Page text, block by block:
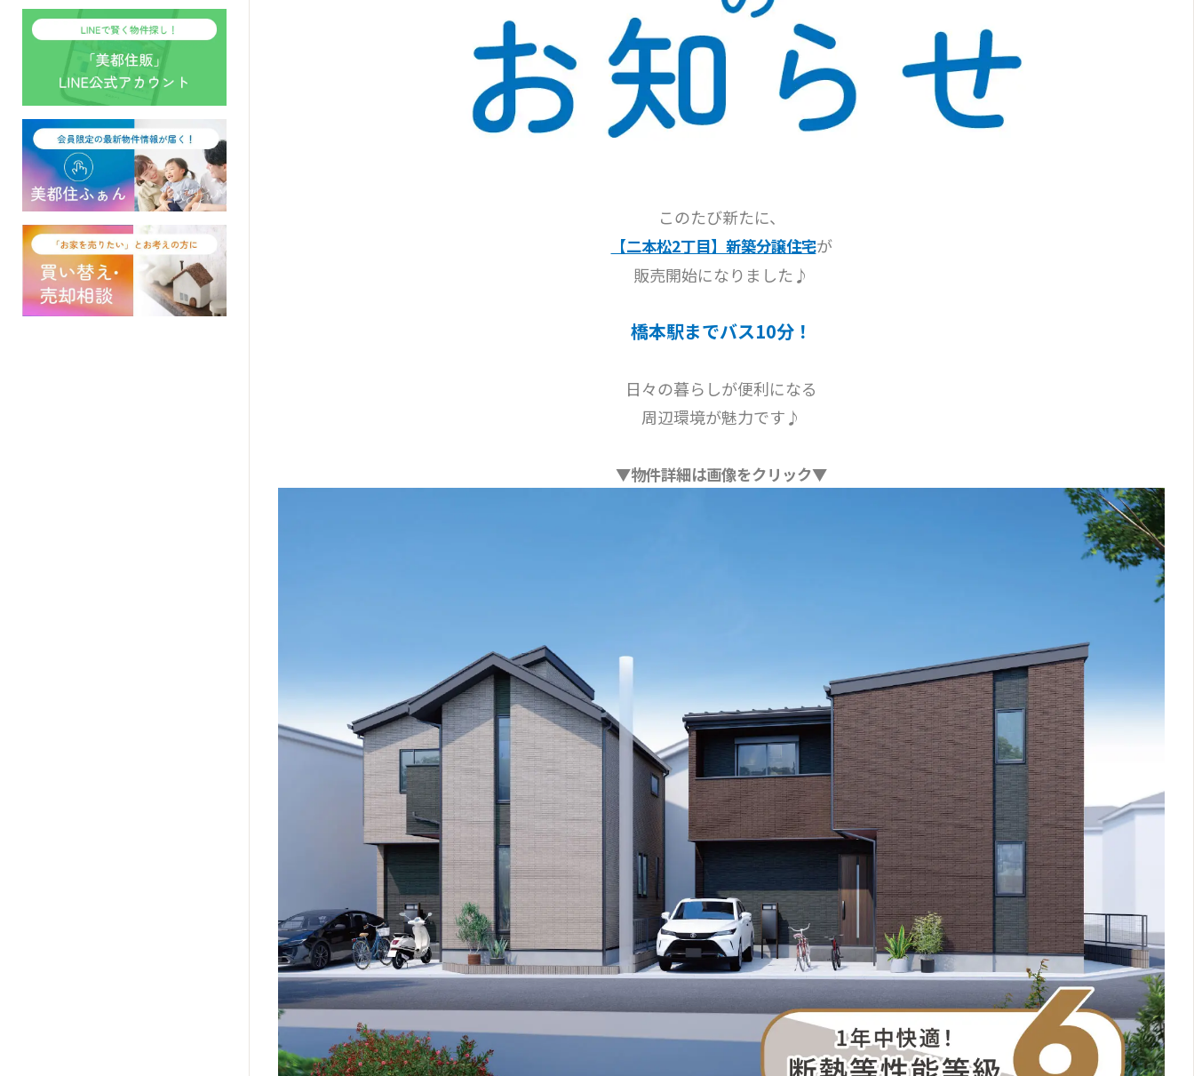
このたび新たに、
【二本松2丁目】新築分譲住宅が
販売開始になりました♪
橋本駅までバス10分！
日々の暮らしが便利になる
周辺環境が魅力です♪
▼物件詳細は画像をクリック▼